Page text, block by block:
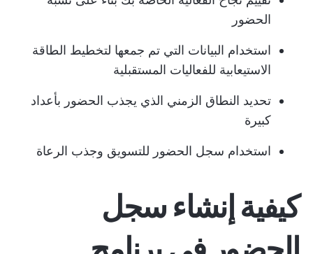
الحضور
استخدام البيانات التي تم جمعها لتخطيط الطاقة
الاستيعابية للفعاليات المستقبلية
تحديد النطاق الزمني الذي يجذب الحضور بأعداد
كبيرة
استخدام سجل الحضور للتسويق وجذب الرعاة
كيفية إنشاء سجل